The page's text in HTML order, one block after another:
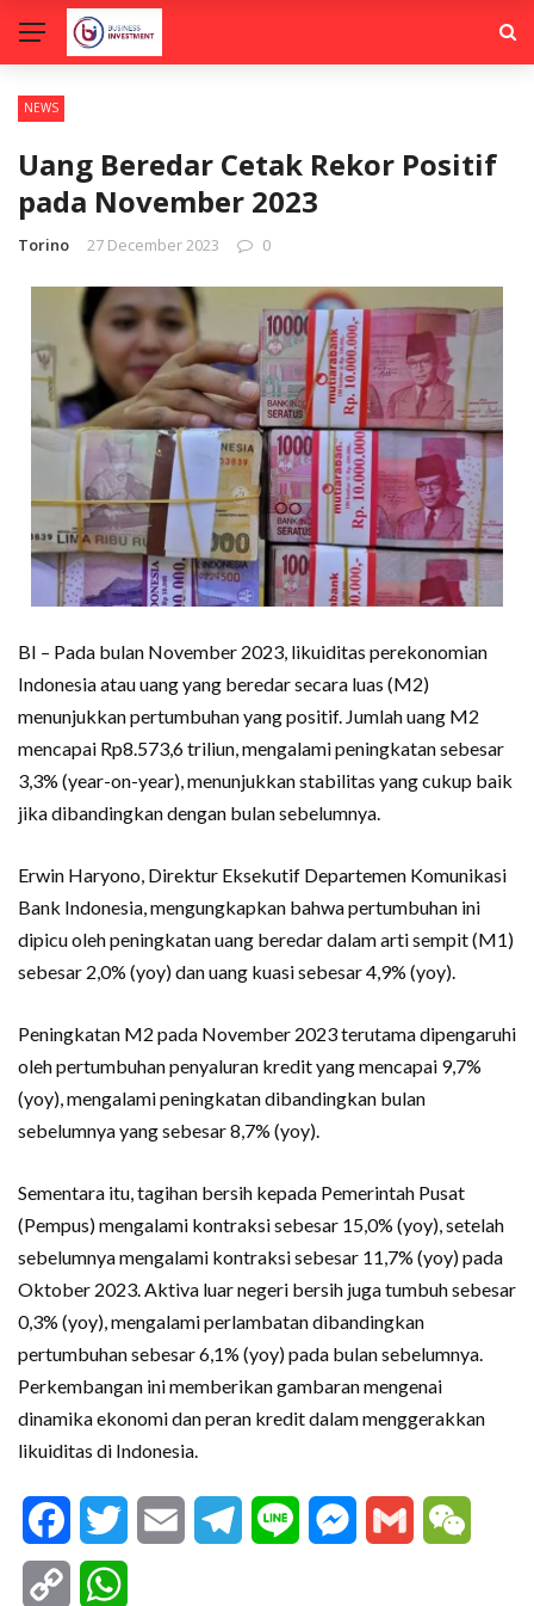
NEWS
Uang Beredar Cetak Rekor Positif
pada November 2023
Torino 27 December 2023 0
BI – Pada bulan November 2023, likuiditas perekonomian
Indonesia atau uang yang beredar secara luas (M2)
menunjukkan pertumbuhan yang positif. Jumlah uang M2
mencapai Rp8.573,6 triliun, mengalami peningkatan sebesar
3,3% (year-on-year), menunjukkan stabilitas yang cukup baik
jika dibandingkan dengan bulan sebelumnya.
Erwin Haryono, Direktur Eksekutif Departemen Komunikasi
Bank Indonesia, mengungkapkan bahwa pertumbuhan ini
dipicu oleh peningkatan uang beredar dalam arti sempit (M1)
sebesar 2,0% (yoy) dan uang kuasi sebesar 4,9% (yoy).
Peningkatan M2 pada November 2023 terutama dipengaruhi
oleh pertumbuhan penyaluran kredit yang mencapai 9,7%
(yoy), mengalami peningkatan dibandingkan bulan
sebelumnya yang sebesar 8,7% (yoy).
Sementara itu, tagihan bersih kepada Pemerintah Pusat
(Pempus) mengalami kontraksi sebesar 15,0% (yoy), setelah
sebelumnya mengalami kontraksi sebesar 11,7% (yoy) pada
Oktober 2023. Aktiva luar negeri bersih juga tumbuh sebesar
0,3% (yoy), mengalami perlambatan dibandingkan
pertumbuhan sebesar 6,1% (yoy) pada bulan sebelumnya.
Perkembangan ini memberikan gambaran mengenai
dinamika ekonomi dan peran kredit dalam menggerakkan
likuiditas di Indonesia.
FacebookTwitter Email Telegram
Line Messenger
Gmail
Copy